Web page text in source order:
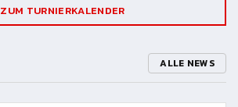
ZUM TURNIERKALENDER
ALLE NEWS